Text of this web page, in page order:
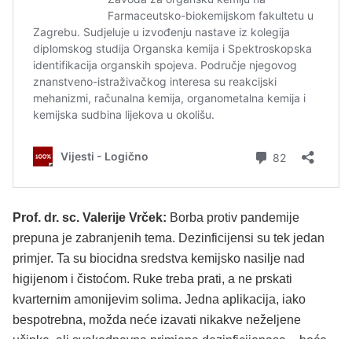
Prof. dr. sc. Valerije Vrček: Borba protiv pandemije
prepuna je zabranjenih tema. Dezinficijensi su tek jedan
primjer. Ta su biocidna sredstva kemijsko nasilje nad
higijenom i čistoćom. Ruke treba prati, a ne prskati
kvarternim amonijevim solima. Jedna aplikacija, iako
bespotrebna, možda neće izavati nikakve neželjene